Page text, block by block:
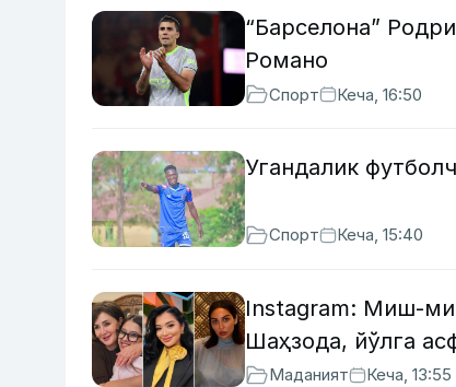
“Барселона”
Романо
Спорт Кеча, 16:50
Угандалик
Спорт Кеча, 15:40
Instagram: Миш-
Шаҳзода, йўлга
Маданият Кеча, 13:55